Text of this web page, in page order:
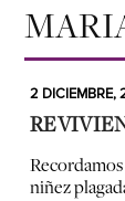
2 DICIEMBRE,
niñez